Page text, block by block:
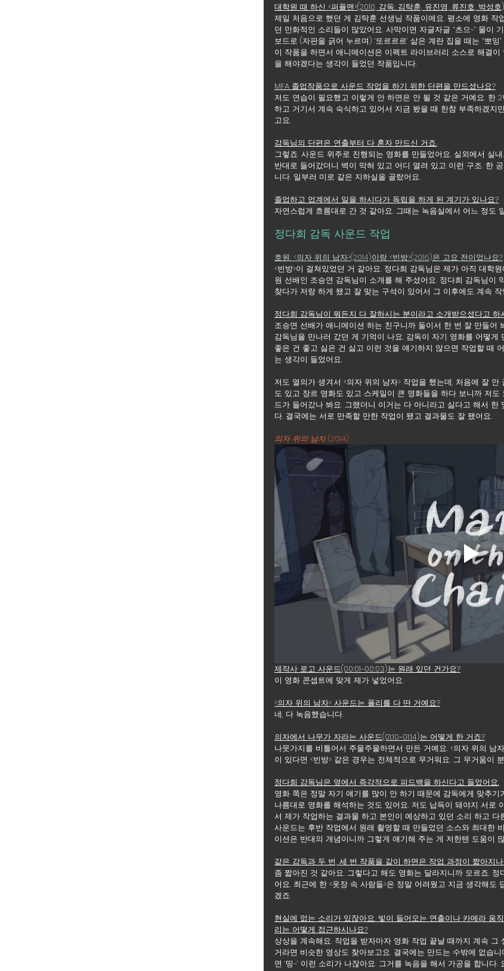
대학원 때 하신 <퍼플맨>(2010, 감독: 김탁훈, 유진영, 류진호, 박성
제일 처음으로 했던 게 김탁훈 선생님 작품이에요. 평소에 영화 작
던 만화적인 소리들이 많았어요. 사막이면 자글자글 “츠으~” 물이
보드로 (자판을 긁어 누르며) ‘또르르르’ 삶은 계란 집을 때는 “뽀
이 작품을 하면서 애니메이션은 이펙트 라이브러리 소스로 해결
을 해야겠다는 생각이 들었던 작품입니다.
MFA 졸업작품으로 사운드 작업을 하기 위한 단편을 만드셨나요?
저도 연습이 필요했고 이렇게 안 하면은 안 될 것 같은 거예요. 한
하고 거기서 계속 숙식하고 있어서 지금 봤을 때 한참 부족하겠지
고요.
감독님의 단편은 연출부터 다 혼자 만드신 거죠.
그렇죠. 사운드 위주로 진행되는 영화를 만들었어요. 실외에서 실
반대로 들어갔더니 벽이 막혀 있고 어디 열려 있고 이런 구조. 한
니다. 일부러 미로 같은 지하실을 골랐어요.
졸업하고 업계에서 일을 하시다가 독립을 하게 된 계기가 있나요?
자연스럽게 흐름대로 간 것 같아요. 그때는 녹음실에서 어느 정도
정다희 감독 사운드 작업
호원: <의자 위의 남자>(2014)이랑 <빈방>(2016)은 고요 전이었나요?
<빈방>이 걸쳐있었던 거 같아요. 정다희 감독님은 제가 아직 대학
원 선배인 조승연 감독님이 소개를 해 주셨어요. 정다희 감독님이
찾다가 저랑 하게 됐고 잘 맞는 구석이 있어서 그 이후에도 계속
정다희 감독님이 뭐든지 다 잘하시는 분이라고 소개받으셨다고 하
조승연 선배가 애니메이션 하는 친구니까 둘이서 한 번 잘 만들어
감독님을 만나러 갔던 게 기억이 나요. 감독이 자기 영화를 어떻
좋은 건 좋고 싫은 건 싫고 이런 것을 얘기하지 않으면 작업할 때
는 생각이 들었어요.
저도 열의가 생겨서 <의자 위의 남자> 작업을 했는데, 처음에 잘
도 있고 장르 영화도 있고 스케일이 큰 영화들을 하다 보니까 저
드가 들어갔나 봐요. 그랬더니 이거는 다 아니라고 싫다고 해서
다. 결국에는 서로 만족할 만한 작업이 됐고 결과물도 잘 됐어요.
의자 위의 남자 (2014)
제작사 로고 사운드(00:01~00:03)는 원래 있던 건가요?
이 영화 콘셉트에 맞게 제가 넣었어요.
<의자 위의 남자> 사운드는 폴리를 다 딴 거예요?
네, 다 녹음했습니다.
의자에서 나무가 자라는 사운드(01:10~01:14)는 어떻게 한 거죠?
나뭇가지를 비틀어서 주물주물하면서 만든 거예요. <의자 위의 남
이 있다면 <빈방> 같은 경우는 전체적으로 무거워요. 그 무거움이
정다희 감독님은 옆에서 즉각적으로 피드백을 하신다고 들었어요.
영화 쪽은 정말 자기 얘기를 많이 안 하기 때문에 감독에게 맞추
나름대로 영화를 해석하는 것도 있어요. 저도 납득이 돼야지 서로
서 제가 작업하는 결과물 하고 본인이 예상하고 있던 소리 하고 다
사운드는 후반 작업에서 원래 촬영할 때 만들었던 소스와 최대한
이션은 반대의 개념이니까 그렇게 얘기해 주는 게 저한텐 도움이
같은 감독과 두 번, 세 번 작품을 같이 하면은 작업 과정이 짧아지
좀 짧아진 것 같아요. 그렇다고 해도 영화는 달라지니까 모르죠.
어요. 최근에 한 <옷장 속 사람들>은 정말 어려웠고 지금 생각해
겠죠.
현실에 없는 소리가 있잖아요. 빛이 들어오는 연출이나 카메라 움
리는 어떻게 접근하시나요?
상상을 계속해요. 작업을 받자마자 영화 작업 끝날 때까지 계속 그
거라면 비슷한 영상도 찾아보고요. 결국에는 만드는 수밖에 없습
면 ‘띵~’ 이런 소리가 나잖아요. 그거를 녹음을 해서 가공을 합니